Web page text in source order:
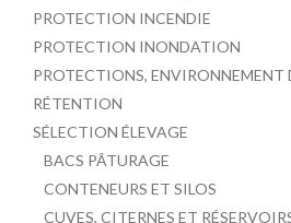
PROTECTION INCENDIE
PROTECTION INONDATION
PROTECTIONS, ENVIRONNEMENT
RÉTENTION
SÉLECTION ÉLEVAGE
BACS PÂTURAGE
CONTENEURS ET SILOS
CUVES, CITERNES ET